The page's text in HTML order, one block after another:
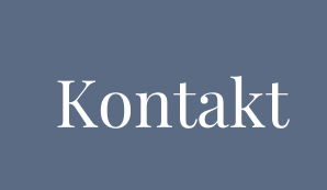
Kontakt